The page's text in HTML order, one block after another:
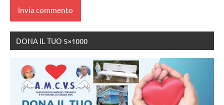
DONA IL TUO 5×1000